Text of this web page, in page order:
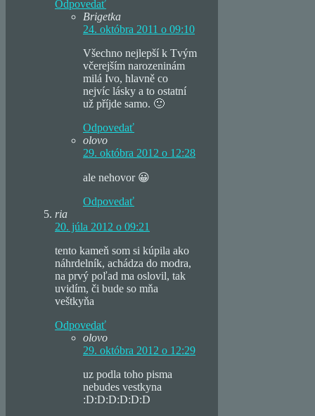
Odpovedať
Brigetka
24. októbra 2011 o 09:10
Všechno nejlepší k Tvým
včerejším narozeninám
milá Ivo, hlavně co
nejvíc lásky a to ostatní
už příjde samo. 🙂
Odpovedať
olovo
29. októbra 2012 o 12:28
ale nehovor 😀
Odpovedať
ria
20. júla 2012 o 09:21
tento kameň som si kúpila ako
náhrdelník, achádza do modra,
na prvý poľad ma oslovil, tak
uvidím, či bude so mňa
veštkyňa
Odpovedať
olovo
29. októbra 2012 o 12:29
uz podla toho pisma
nebudes vestkyna
:D:D:D:D:D:D